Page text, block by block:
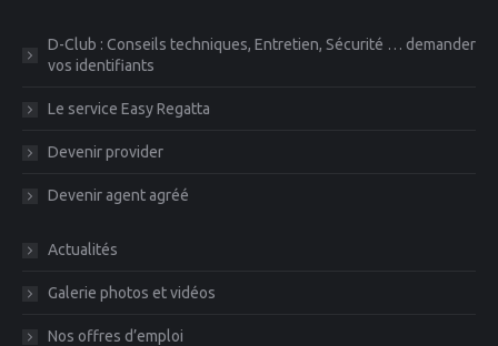
D-Club : Conseils techniques, Entretien, Sécurité … demander
vos identifiants
Le service Easy Regatta
Devenir provider
Devenir agent agréé
Actualités
Galerie photos et vidéos
Nos offres d’emploi